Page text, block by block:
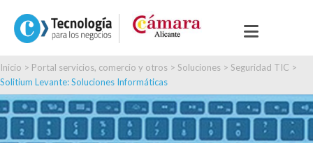
Inicio > Portal servicios, comercio y otros > Soluciones > Seguridad TIC >
Solitium Levante: Soluciones Informáticas